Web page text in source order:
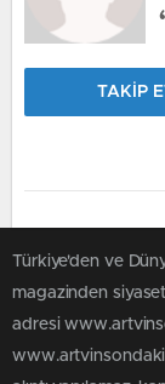
TAKİP
Türkiye'den ve
magazinden
adresi